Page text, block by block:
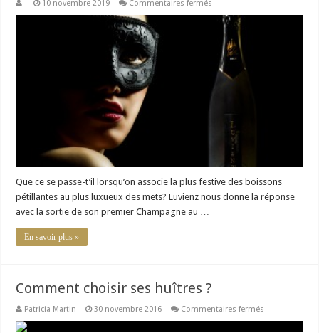
10 novembre 2019 Commentaires fermés
caviar
Luvienz:
luxe
sublimé
Que ce se passe-t’il lorsqu’on associe la plus festive des boissons
pétillantes au plus luxueux des mets? Luvienz nous donne la réponse
avec la sortie de son premier Champagne au …
En savoir plus »
Comment choisir ses huîtres ?
Patricia Martin 30 novembre 2016 Commentaires fermés